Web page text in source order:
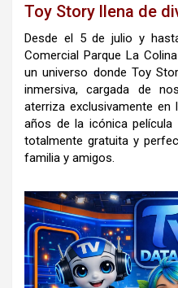
Toy Story llena de
Desde el 5 de julio y
Comercial Parque La
un universo donde Toy
inmersiva, cargada de
aterriza exclusivamente
años de la icónica película
totalmente gratuita y
familia y amigos.